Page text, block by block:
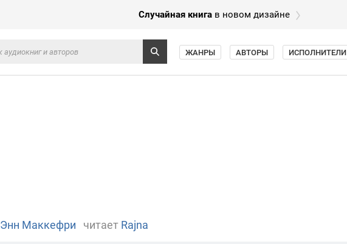
Случайная книга в новом дизайне
ЖАНРЫ АВТОРЫ ИСПОЛНИТЕЛИ
Энн Маккефри читает Rajna